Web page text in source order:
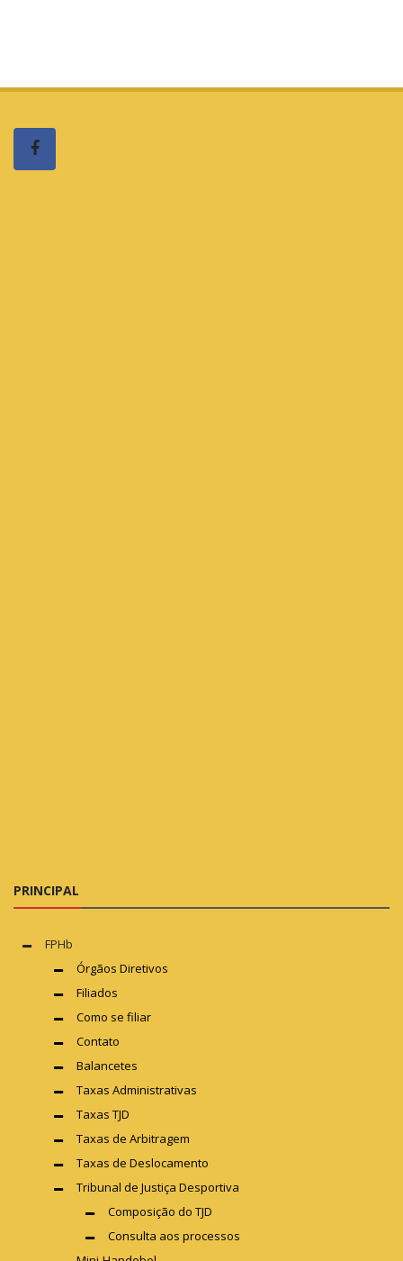
PRINCIPAL
FPHb
Órgãos Diretivos
Filiados
Como se filiar
Contato
Balancetes
Taxas Administrativas
Taxas TJD
Taxas de Arbitragem
Taxas de Deslocamento
Tribunal de Justiça Desportiva
Composição do TJD
Consulta aos processos